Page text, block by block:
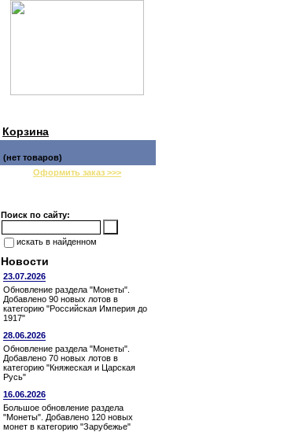
Корзина
(нет товаров)
Оформить заказ >>>
Поиск по сайту:
искать в найденном
Новости
23.07.2026
Обновление раздела "Монеты".
Добавлено 90 новых лотов в
категорию "Российская Империя до
1917"
28.06.2026
Обновление раздела "Монеты".
Добавлено 70 новых лотов в
категорию "Княжеская и Царская
Русь"
16.06.2026
Большое обновление раздела
"Монеты". Добавлено 120 новых
монет в категорию "Зарубежье"